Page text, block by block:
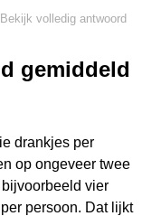
Bekijk volledig antwoord
gemiddeld
drankjes per
op ongeveer twee
vier
persoon. Dat lijkt